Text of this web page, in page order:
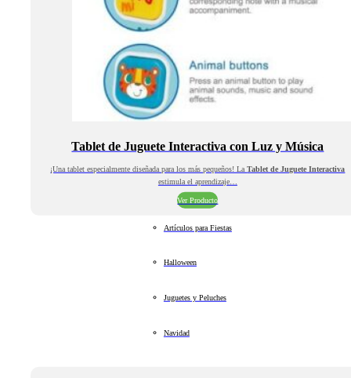
Tablet de Juguete Interactiva con Luz y Música
¡Una tablet especialmente diseñada para los más pequeños! LaTablet de Juguete Interactiva
estimula el aprendizaje…
Ver Producto
Artículos para Fiestas
Halloween
Juguetes y Peluches
Navidad